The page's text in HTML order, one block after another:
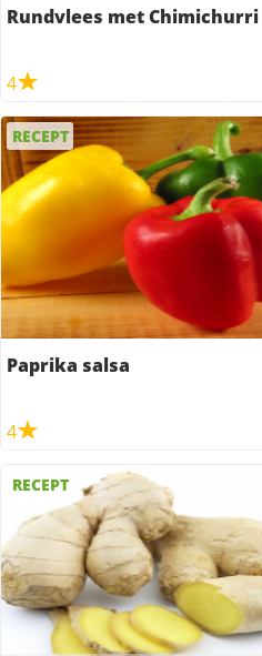
Rundvlees met Chimichurri
4
RECEPT
Paprika salsa
4
RECEPT